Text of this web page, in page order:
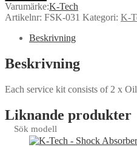
Varumärke:K-Tech
Artikelnr: FSK-031 Kategori: K-
Beskrivning
Beskrivning
Each service kit consists of 2 x
Liknande produkter
Sök modell